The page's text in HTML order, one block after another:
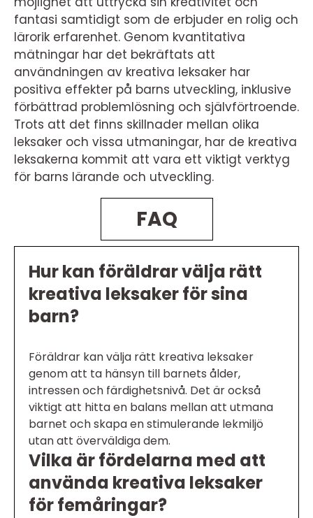
fantasi samtidigt som de erbjuder en rolig och
lärorik erfarenhet. Genom kvantitativa
mätningar har det bekräftats att
användningen av kreativa leksaker har
positiva effekter på barns utveckling, inklusive
förbättrad problemlösning och självförtroende.
Trots att det finns skillnader mellan olika
leksaker och vissa utmaningar, har de kreativa
leksakerna kommit att vara ett viktigt verktyg
för barns lärande och utveckling.
FAQ
Hur kan föräldrar välja rätt
kreativa leksaker för sina
barn?
Föräldrar kan välja rätt kreativa leksaker
genom att ta hänsyn till barnets ålder,
intressen och färdighetsnivå. Det är också
viktigt att hitta en balans mellan att utmana
barnet och skapa en stimulerande lekmiljö
utan att överväldiga dem.
Vilka är fördelarna med att
använda kreativa leksaker
för femåringar?